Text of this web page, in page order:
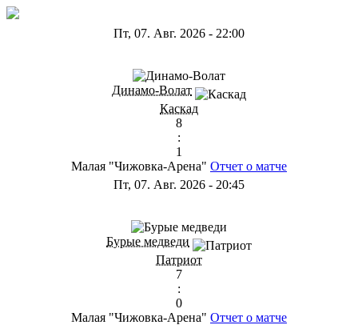
Пт, 07. Авг. 2026 - 22:00
Динамо-Волат
Каскад
8
:
1
Малая "Чижовка-Арена" Отчет о матче
Пт, 07. Авг. 2026 - 20:45
Бурые медведи
Патриот
7
:
0
Малая "Чижовка-Арена" Отчет о матче